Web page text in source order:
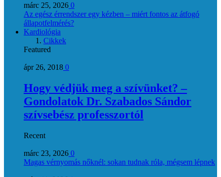
márc 25, 2026 0
Az egész érrendszer egy kézben – miért fontos az átfogó
állapotfelmérés?
Kardiológia
Cikkek
Featured
ápr 26, 2018 0
Hogy védjük meg a szívünket? –
Gondolatok Dr. Szabados Sándor
szívsebész professzortól
Recent
márc 23, 2026 0
Magas vérnyomás nőknél: sokan tudnak róla, mégsem lépnek